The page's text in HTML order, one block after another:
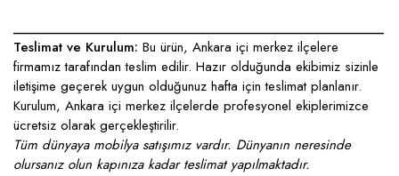
____________________________________________________
Teslimat ve Kurulum: Bu ürün, Ankara içi merkez ilçelere
firmamız tarafından teslim edilir. Hazır olduğunda ekibimiz sizinle
iletişime geçerek uygun olduğunuz hafta için teslimat planlanır.
Kurulum, Ankara içi merkez ilçelerde profesyonel ekiplerimizce
ücretsiz olarak gerçekleştirilir.
Tüm dünyaya mobilya satışımız vardır. Dünyanın neresinde
olursanız olun kapınıza kadar teslimat yapılmaktadır.